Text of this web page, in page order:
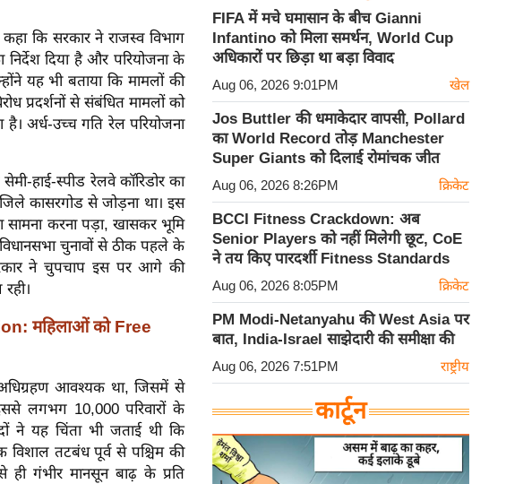
कि सरकार ने राजस्व विभाग
दिया है और परियोजना के
यह भी बताया कि मामलों की
प्रदर्शनों से संबंधित मामलों को
अर्ध-उच्च गति रेल परियोजना
हाई-स्पीड रेलवे कॉरिडोर का
जिले कासरगोड से जोड़ना था। इस
सामना करना पड़ा, खासकर भूमि
चुनावों से ठीक पहले के
ने चुपचाप इस पर आगे की
महिलाओं को Free
आवश्यक था, जिसमें से
लगभग 10,000 परिवारों के
ने यह चिंता भी जताई थी कि
तटबंध पूर्व से पश्चिम की
गंभीर मानसून बाढ़ के प्रति
FIFA में मचे घमासान के बीच Gianni
Infantino को मिला समर्थन, World Cup
अधिकारों पर छिड़ा था बड़ा विवाद
Aug 06, 2026 9:01PM खेल
Jos Buttler की धमाकेदार वापसी, Pollard
का World Record तोड़ Manchester
Super Giants को दिलाई रोमांचक जीत
Aug 06, 2026 8:26PM क्रिकेट
BCCI Fitness Crackdown: अब
Senior Players को नहीं मिलेगी छूट, CoE
ने तय किए पारदर्शी Fitness Standards
Aug 06, 2026 8:05PM क्रिकेट
PM Modi-Netanyahu की West Asia पर
बात, India-Israel साझेदारी की समीक्षा की
Aug 06, 2026 7:51PM राष्ट्रीय
कार्टून